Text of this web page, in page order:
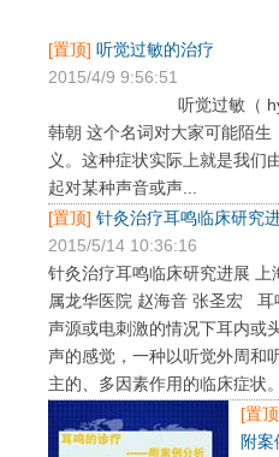
[置顶] 听觉过敏的治疗
2015/4/9 9:56:51
听觉过敏（
韩朝 这个名词对大家可能陌生
义。这种症状实际上就是我们
起对某种声音或声...
[置顶] 针灸治疗耳鸣临床研究
2015/5/14 10:36:16
针灸治疗耳鸣临床研究进展 上
属龙华医院 赵海音 张圣宏 耳
声源或电刺激的情况下耳内或
声的感觉，一种以听觉外周和
主的、多因素作用的临床症状
[置
附